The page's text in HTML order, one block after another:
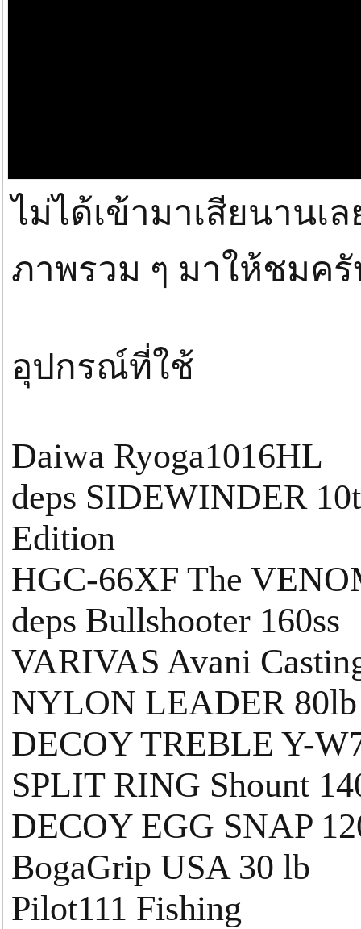
ไม่ได้เข้ามาเสียนานเ
ภาพรวม ๆ มาให้ชมค
อุปกรณ์ที่ใช้
Daiwa Ryoga1016HL
deps SIDEWINDER
Edition
HGC-66XF The
deps Bullshooter 160ss
VARIVAS Avani
NYLON LEADER 80lb
DECOY TREBLE Y-
SPLIT RING Shount
DECOY EGG SNAP
BogaGrip USA 30 lb
Pilot111 Fishing